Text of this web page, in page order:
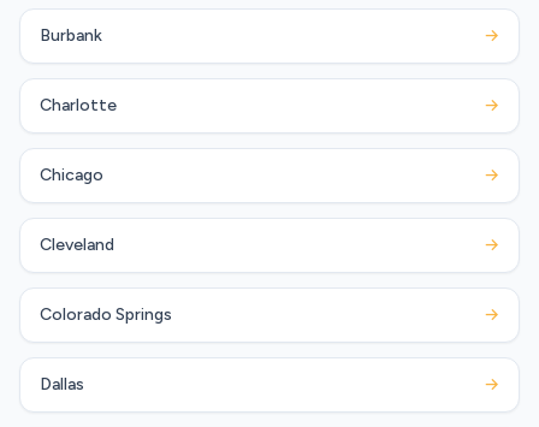
Burbank →
Charlotte →
Chicago →
Cleveland →
Colorado Springs →
Dallas →